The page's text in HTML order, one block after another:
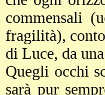
commensali
fragilità),
di Luce, da
Quegli occhi
sarà pur